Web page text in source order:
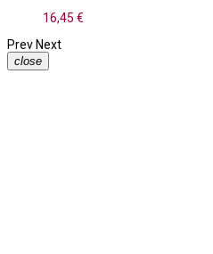
16,45 €
PrevNext
close